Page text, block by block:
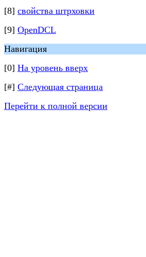
[8] свойства штрховки
[9] OpenDCL
Навигация
[0] На уровень вверх
[#] Следующая страница
Перейти к полной версии